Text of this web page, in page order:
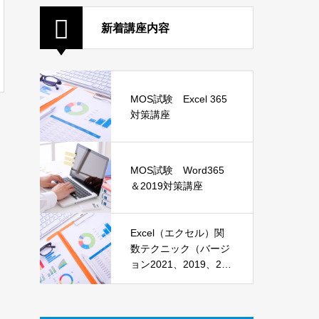
新着講座内容
MOS試験 Excel 365
対策講座
MOS試験 Word365
＆2019対策講座
Excel（エクセル）関
数テクニック（バージ
ョン2021、2019、201